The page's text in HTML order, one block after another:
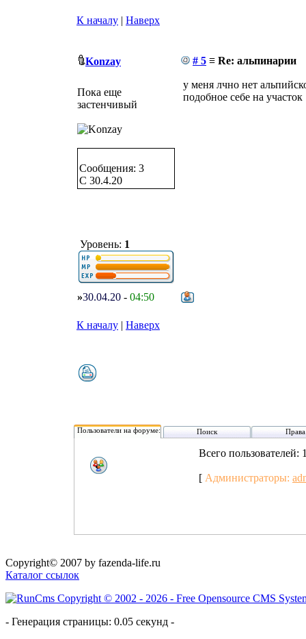
К началу | Наверх
Konzay # 5 ≡ Re: альпинарии
Пока еще
застенчивый
Сообщения: 3
C 30.4.20
Уровень: 1
у меня лчно нет
подобное себе на участок
»30.04.20 - 04:50
К началу | Наверх
Пользователи на форуме: Поиск Права
Всего пользователей:
[ Администраторы:
Copyright© 2007 by fazenda-life.ru
Каталог ссылок
- Генерация страницы: 0.05 секунд -